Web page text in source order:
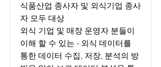
식품산업 종사자 및 외식기업 종사
자 모두 대상
외식 기업 및 매장 운영자 분들이
이해 할 수 있는 - 외식 데이터를
통한 데이터 수집, 저장, 분석의 방